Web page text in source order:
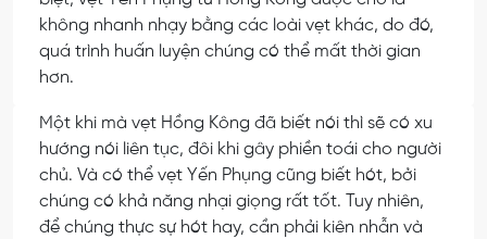
không nhanh nhạy bằng các loài vẹt khác, do đó,
quá trình huấn luyện chúng có thể mất thời gian
hơn.
Một khi mà vẹt Hồng Kông đã biết nói thì sẽ có xu
hướng nói liên tục, đôi khi gây phiền toái cho người
chủ. Và có thể vẹt Yến Phụng cũng biết hót, bởi
chúng có khả năng nhại giọng rất tốt. Tuy nhiên,
để chúng thực sự hót hay, cần phải kiên nhẫn và